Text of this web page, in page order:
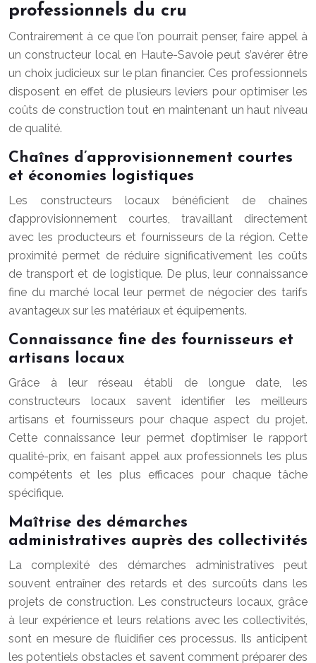
professionnels du cru
Contrairement à ce que l’on pourrait penser, faire appel à
un constructeur local en Haute-Savoie peut s’avérer être
un choix judicieux sur le plan financier. Ces professionnels
disposent en effet de plusieurs leviers pour optimiser les
coûts de construction tout en maintenant un haut niveau
de qualité.
Chaînes d’approvisionnement courtes
et économies logistiques
Les constructeurs locaux bénéficient de chaînes
d’approvisionnement courtes, travaillant directement
avec les producteurs et fournisseurs de la région. Cette
proximité permet de réduire significativement les coûts
de transport et de logistique. De plus, leur connaissance
fine du marché local leur permet de négocier des tarifs
avantageux sur les matériaux et équipements.
Connaissance fine des fournisseurs et
artisans locaux
Grâce à leur réseau établi de longue date, les
constructeurs locaux savent identifier les meilleurs
artisans et fournisseurs pour chaque aspect du projet.
Cette connaissance leur permet d’optimiser le rapport
qualité-prix, en faisant appel aux professionnels les plus
compétents et les plus efficaces pour chaque tâche
spécifique.
Maîtrise des démarches
administratives auprès des collectivités
La complexité des démarches administratives peut
souvent entraîner des retards et des surcoûts dans les
projets de construction. Les constructeurs locaux, grâce
à leur expérience et leurs relations avec les collectivités,
sont en mesure de fluidifier ces processus. Ils anticipent
les potentiels obstacles et savent comment préparer des